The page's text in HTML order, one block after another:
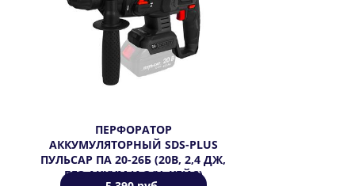
ПЕРФОРАТОР
АККУМУЛЯТОРНЫЙ SDS-PLUS
ПУЛЬСАР ПА 20-26Б (20В, 2,4 ДЖ,
БЕЗ АККУМ И З/У, КЕЙС)